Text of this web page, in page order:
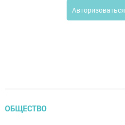
Авторизоваться
ОБЩЕСТВО